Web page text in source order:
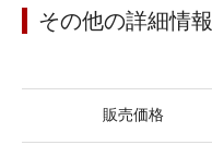
その他の詳細情報
販売価格